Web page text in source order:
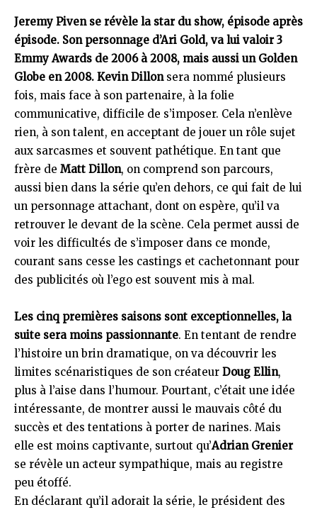
Jeremy Piven se révèle la star du show, épisode après
épisode. Son personnage d’Ari Gold, va lui valoir 3
Emmy Awards de 2006 à 2008, mais aussi un Golden
Globe en 2008. Kevin Dillonsera nommé plusieurs
fois, mais face à son partenaire, à la folie
communicative, difficile de s’imposer. Cela n’enlève
rien, à son talent, en acceptant de jouer un rôle sujet
aux sarcasmes et souvent pathétique. En tant que
frère de Matt Dillon, on comprend son parcours,
aussi bien dans la série qu’en dehors, ce qui fait de lui
un personnage attachant, dont on espère, qu’il va
retrouver le devant de la scène. Cela permet aussi de
voir les difficultés de s’imposer dans ce monde,
courant sans cesse les castings et cachetonnant pour
des publicités où l’ego est souvent mis à mal.
Les cinq premières saisons sont exceptionnelles, la
suite sera moins passionnante. En tentant de rendre
l’histoire un brin dramatique, on va découvrir les
limites scénaristiques de son créateur Doug Ellin,
plus à l’aise dans l’humour. Pourtant, c’était une idée
intéressante, de montrer aussi le mauvais côté du
succès et des tentations à porter de narines. Mais
elle est moins captivante, surtout qu’Adrian Grenier
se révèle un acteur sympathique, mais au registre
peu étoffé.
En déclarant qu’il adorait la série, le président des